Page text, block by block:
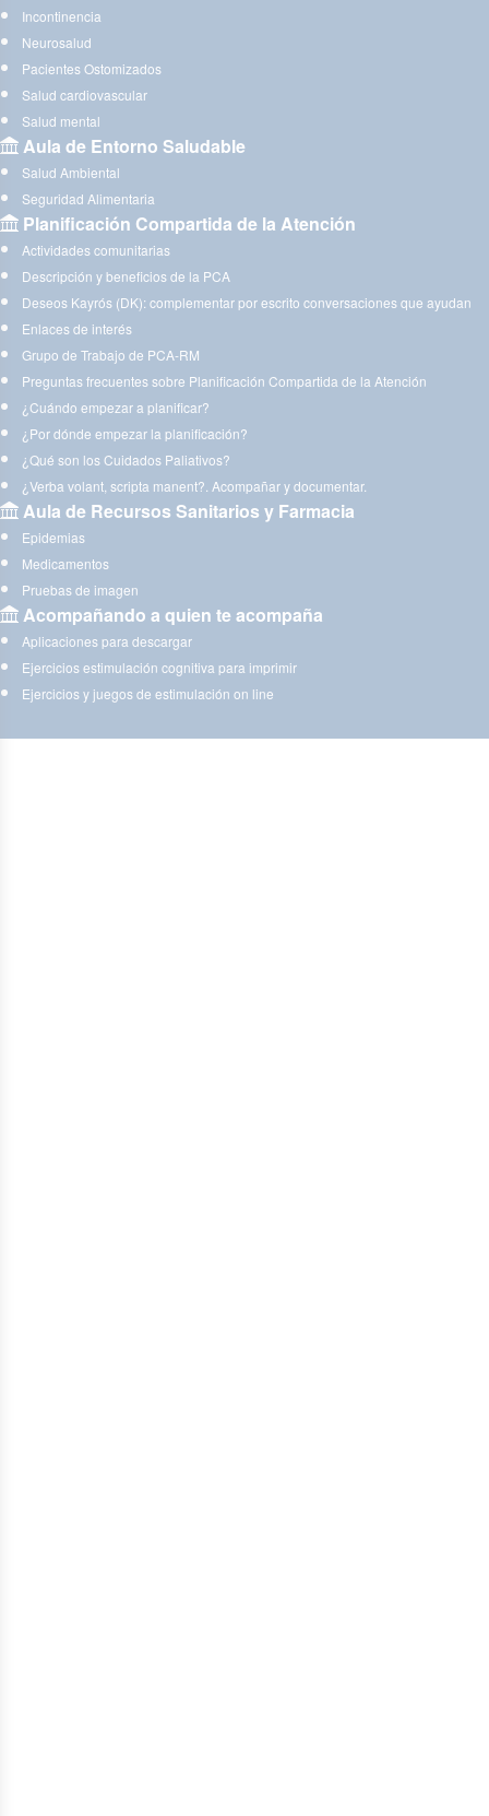
Incontinencia
Neurosalud
Pacientes Ostomizados
Salud cardiovascular
Salud mental
Aula de Entorno Saludable
Salud Ambiental
Seguridad Alimentaria
Planificación Compartida de la Atención
Actividades comunitarias
Descripción y beneficios de la PCA
Deseos Kayrós (DK): complementar por escrito conversaciones que ayudan
Enlaces de interés
Grupo de Trabajo de PCA-RM
Preguntas frecuentes sobre Planificación Compartida de la Atención
¿Cuándo empezar a planificar?
¿Por dónde empezar la planificación?
¿Qué son los Cuidados Paliativos?
¿Verba volant, scripta manent?. Acompañar y documentar.
Aula de Recursos Sanitarios y Farmacia
Epidemias
Medicamentos
Pruebas de imagen
Acompañando a quien te acompaña
Aplicaciones para descargar
Ejercicios estimulación cognitiva para imprimir
Ejercicios y juegos de estimulación on line